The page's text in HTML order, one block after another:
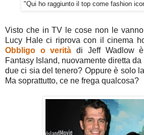
"Qui ho raggiunto il top come fashion
Visto che in TV le cose non le
Lucy Hale ci riprova con il cinema
Obbligo o verità di Jeff Wadlow
Fantasy Island, nuovamente diretta
due ci sia del tenero? Oppure è solo
Ma soprattutto, ce ne frega qualcosa?